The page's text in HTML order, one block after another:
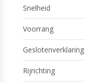
Snelheid
Voorrang
Geslotenverklaring
Rijrichting